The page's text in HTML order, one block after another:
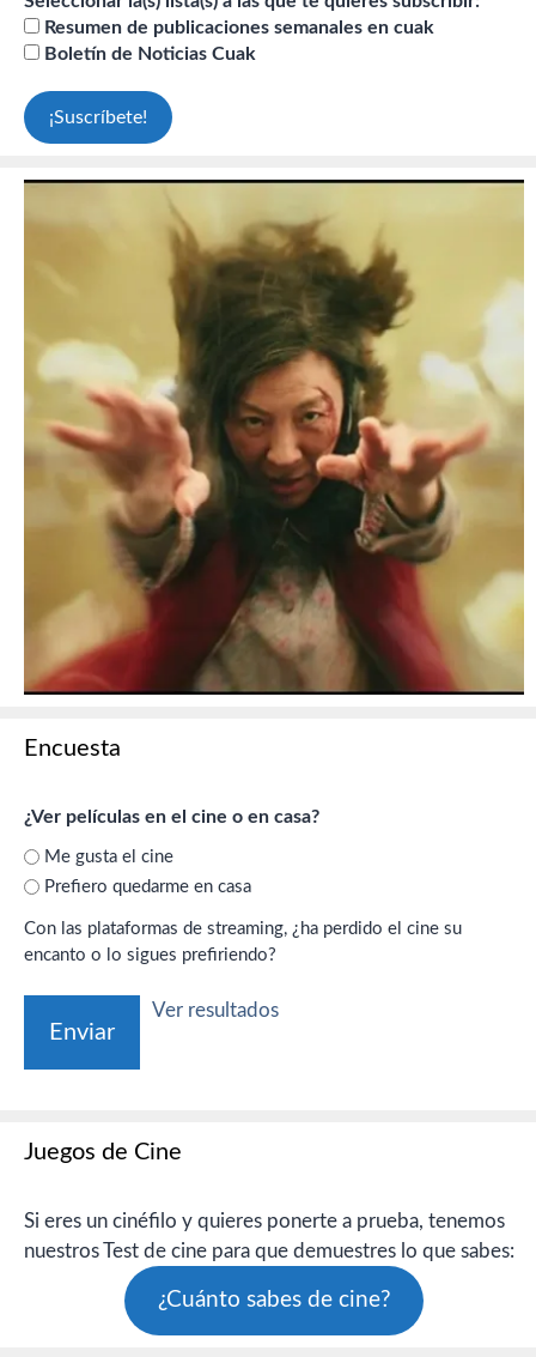
Resumen de publicaciones semanales en cuak
Boletín de Noticias Cuak
Encuesta
¿Ver películas en el cine o en casa?
Me gusta el cine
Prefiero quedarme en casa
Con las plataformas de streaming, ¿ha perdido el cine su
encanto o lo sigues prefiriendo?
Ver resultados
Juegos de Cine
Si eres un cinéfilo y quieres ponerte a prueba, tenemos
nuestros Test de cine para que demuestres lo que sabes:
¿Cuánto sabes de cine?